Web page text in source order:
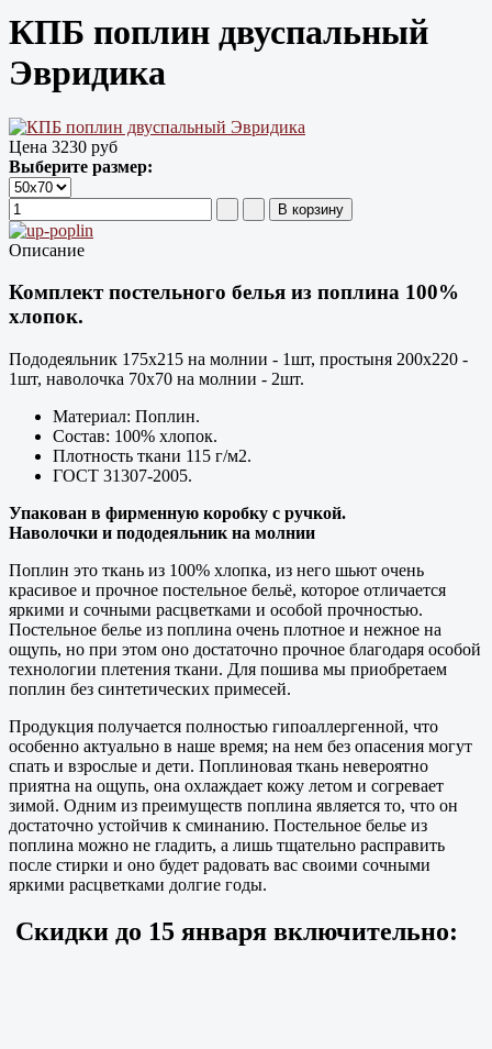
КПБ поплин двуспальный
Эвридика
Цена 3230 руб
Выберите размер:
Описание
Комплект постельного белья из поплина 100%
хлопок.
Пододеяльник 175х215 на молнии - 1шт, простыня 200х220 -
1шт, наволочка 70х70 на молнии - 2шт.
Материал: Поплин.
Состав: 100% хлопок.
Плотность ткани 115 г/м2.
ГОСТ 31307-2005.
Упакован в фирменную коробку с ручкой.
Наволочки и пододеяльник на молнии
Поплин это ткань из 100% хлопка, из него шьют очень
красивое и прочное постельное бельё, которое отличается
яркими и сочными расцветками и особой прочностью.
Постельное белье из поплина очень плотное и нежное на
ощупь, но при этом оно достаточно прочное благодаря особой
технологии плетения ткани. Для пошива мы приобретаем
поплин без синтетических примесей.
Продукция получается полностью гипоаллергенной, что
особенно актуально в наше время; на нем без опасения могут
спать и взрослые и дети. Поплиновая ткань невероятно
приятна на ощупь, она охлаждает кожу летом и согревает
зимой. Одним из преимуществ поплина является то, что он
достаточно устойчив к сминанию. Постельное белье из
поплина можно не гладить, а лишь тщательно расправить
после стирки и оно будет радовать вас своими сочными
яркими расцветками долгие годы.
Скидки до 15 января включительно: